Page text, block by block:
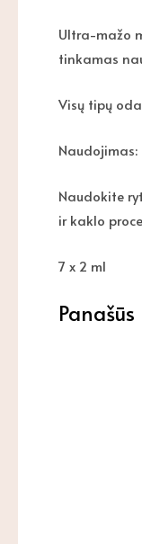
Ultra-mažo
tinkamas
Visų tipų
Naudojimas:
Naudokite
ir kaklo
7 x 2 ml